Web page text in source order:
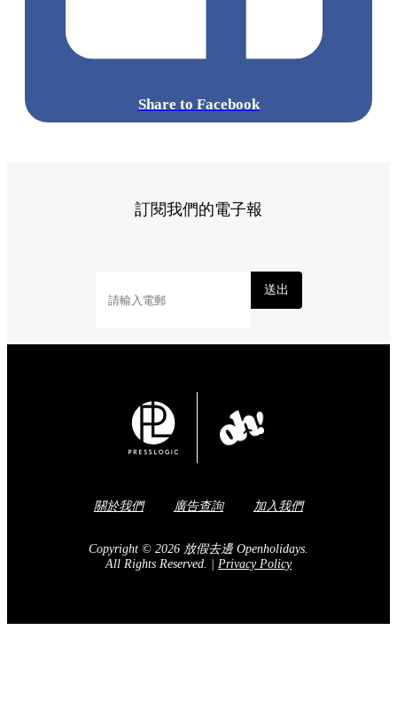
Share to Facebook
訂閱我們的電子報
送出
關於我們 廣告查詢 加入我們
Copyright © 2026 放假去邊 Openholidays.
All Rights Reserved.
Privacy Policy